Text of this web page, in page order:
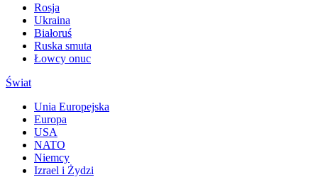
Rosja
Ukraina
Białoruś
Ruska smuta
Łowcy onuc
Świat
Unia Europejska
Europa
USA
NATO
Niemcy
Izrael i Żydzi